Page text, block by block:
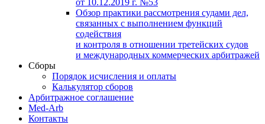
Обзор практики рассмотрения судами дел,
связанных с выполнением функций
содействия
и контроля в отношении третейских судов
и международных коммерческих арбитражей
Сборы
Порядок исчисления и оплаты
Калькулятор сборов
Арбитражное соглашение
Med-Arb
Контакты